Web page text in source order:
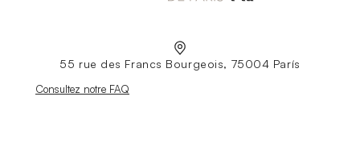
55 rue des Francs Bourgeois, 75004 París
Nouvelle fenêtre
Consultez notre FAQ